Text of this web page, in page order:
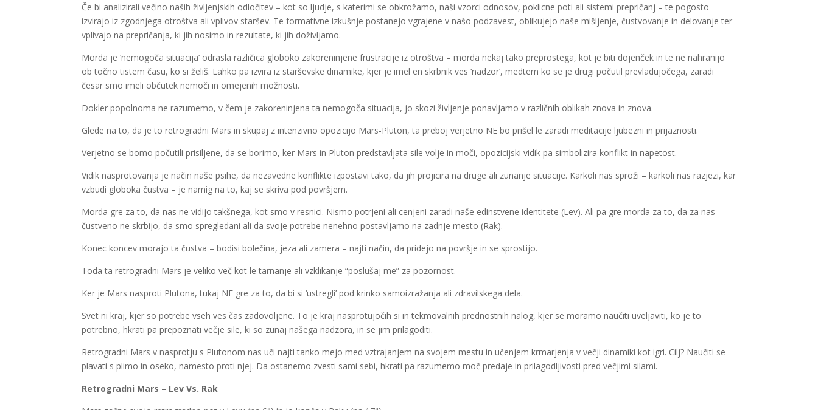
Če bi analizirali večino naših življenjskih odločitev – kot so ljudje, s katerimi se obkrožamo, naši vzorci odnosov, poklicne poti ali sistemi prepričanj – te pogosto
izvirajo iz zgodnjega otroštva ali vplivov staršev. Te formativne izkušnje postanejo vgrajene v našo podzavest, oblikujejo naše mišljenje, čustvovanje in delovanje ter
vplivajo na prepričanja, ki jih nosimo in rezultate, ki jih doživljamo.
Morda je ‘nemogoča situacija’ odrasla različica globoko zakoreninjene frustracije iz otroštva – morda nekaj tako preprostega, kot je biti dojenček in te ne nahranijo
ob točno tistem času, ko si želiš. Lahko pa izvira iz starševske dinamike, kjer je imel en skrbnik ves ‘nadzor’, medtem ko se je drugi počutil prevladujočega, zaradi
česar smo imeli občutek nemoči in omejenih možnosti.
Dokler popolnoma ne razumemo, v čem je zakoreninjena ta nemogoča situacija, jo skozi življenje ponavljamo v različnih oblikah znova in znova.
Glede na to, da je to retrogradni Mars in skupaj z intenzivno opozicijo Mars-Pluton, ta preboj verjetno NE bo prišel le zaradi meditacije ljubezni in prijaznosti.
Verjetno se bomo počutili prisiljene, da se borimo, ker Mars in Pluton predstavljata sile volje in moči, opozicijski vidik pa simbolizira konflikt in napetost.
Vidik nasprotovanja je način naše psihe, da nezavedne konflikte izpostavi tako, da jih projicira na druge ali zunanje situacije. Karkoli nas sproži – karkoli nas razjezi, kar
vzbudi globoka čustva – je namig na to, kaj se skriva pod površjem.
Morda gre za to, da nas ne vidijo takšnega, kot smo v resnici. Nismo potrjeni ali cenjeni zaradi naše edinstvene identitete (Lev). Ali pa gre morda za to, da za nas
čustveno ne skrbijo, da smo spregledani ali da svoje potrebe nenehno postavljamo na zadnje mesto (Rak).
Konec koncev morajo ta čustva – bodisi bolečina, jeza ali zamera – najti način, da pridejo na površje in se sprostijo.
Toda ta retrogradni Mars je veliko več kot le tarnanje ali vzklikanje “poslušaj me” za pozornost.
Ker je Mars nasproti Plutona, tukaj NE gre za to, da bi si ‘ustregli’ pod krinko samoizražanja ali zdravilskega dela.
Svet ni kraj, kjer so potrebe vseh ves čas zadovoljene. To je kraj nasprotujočih si in tekmovalnih prednostnih nalog, kjer se moramo naučiti uveljaviti, ko je to
potrebno, hkrati pa prepoznati večje sile, ki so zunaj našega nadzora, in se jim prilagoditi.
Retrogradni Mars v nasprotju s Plutonom nas uči najti tanko mejo med vztrajanjem na svojem mestu in učenjem krmarjenja v večji dinamiki kot igri. Cilj? Naučiti se
plavati s plimo in oseko, namesto proti njej. Da ostanemo zvesti sami sebi, hkrati pa razumemo moč predaje in prilagodljivosti pred večjimi silami.
Retrogradni Mars – Lev Vs. Rak